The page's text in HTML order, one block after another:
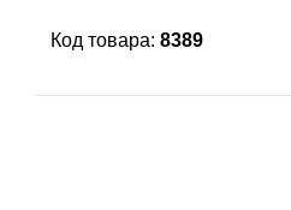
Код товара: 8389